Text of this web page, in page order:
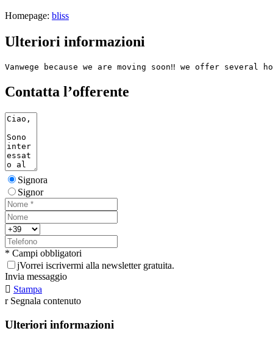
Homepage: bliss
Ulteriori informazioni
Vanwege because we are moving soon‼️ we offer several
Contatta l’offerente
Signora
Signor
* Campi obbligatori
jVorrei iscrivermi alla newsletter gratuita.
Invia messaggio
 Stampa
r Segnala contenuto
Ulteriori informazioni